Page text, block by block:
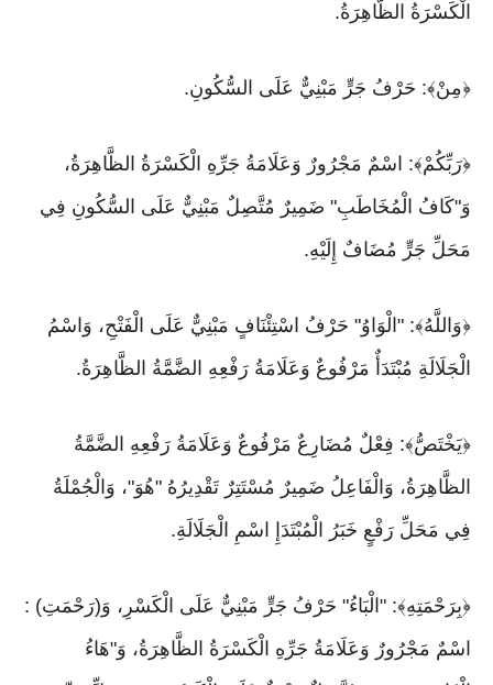
الْكَسْرَةُ الظَّاهِرَةُ.
﴿مِنْ﴾: حَرْفُ جَرٍّ مَبْنِيٌّ عَلَى السُّكُونِ.
﴿رَبِّكُمْ﴾: اسْمٌ مَجْرُورٌ وَعَلَامَةُ جَرِّهِ الْكَسْرَةُ الظَّاهِرَةُ،
وَ"كَافُ الْمُخَاطَبِ" ضَمِيرٌ مُتَّصِلٌ مَبْنِيٌّ عَلَى السُّكُونِ فِي
مَحَلِّ جَرٍّ مُضَافٌ إِلَيْهِ.
﴿وَاللَّهُ﴾: "الْوَاوُ" حَرْفُ اسْتِئْنَافٍ مَبْنِيٌّ عَلَى الْفَتْحِ، وَاسْمُ
الْجَلَالَةِ مُبْتَدَأٌ مَرْفُوعٌ وَعَلَامَةُ رَفْعِهِ الضَّمَّةُ الظَّاهِرَةُ.
﴿يَخْتَصُّ﴾: فِعْلٌ مُضَارِعٌ مَرْفُوعٌ وَعَلَامَةُ رَفْعِهِ الضَّمَّةُ
الظَّاهِرَةُ، وَالْفَاعِلُ ضَمِيرٌ مُسْتَتِرٌ تَقْدِيرُهُ "هُوَ"، وَالْجُمْلَةُ
فِي مَحَلِّ رَفْعٍ خَبَرُ الْمُبْتَدَإِ اسْمِ الْجَلَالَةِ.
﴿بِرَحْمَتِهِ﴾: "الْبَاءُ" حَرْفُ جَرٍّ مَبْنِيٌّ عَلَى الْكَسْرِ، وَ(رَحْمَتِ) :
اسْمٌ مَجْرُورٌ وَعَلَامَةُ جَرِّهِ الْكَسْرَةُ الظَّاهِرَةُ، وَ"هَاءُ